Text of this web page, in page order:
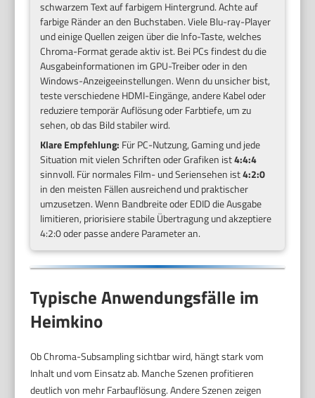
schwarzem Text auf farbigem Hintergrund. Achte auf
farbige Ränder an den Buchstaben. Viele Blu-ray-Player
und einige Quellen zeigen über die Info-Taste, welches
Chroma-Format gerade aktiv ist. Bei PCs findest du die
Ausgabeinformationen im GPU-Treiber oder in den
Windows-Anzeigeeinstellungen. Wenn du unsicher bist,
teste verschiedene HDMI-Eingänge, andere Kabel oder
reduziere temporär Auflösung oder Farbtiefe, um zu
sehen, ob das Bild stabiler wird.
Klare Empfehlung: Für PC-Nutzung, Gaming und jede
Situation mit vielen Schriften oder Grafiken ist4:4:4
sinnvoll. Für normales Film- und Seriensehen ist4:2:0
in den meisten Fällen ausreichend und praktischer
umzusetzen. Wenn Bandbreite oder EDID die Ausgabe
limitieren, priorisiere stabile Übertragung und akzeptiere
4:2:0 oder passe andere Parameter an.
Typische Anwendungsfälle im
Heimkino
Ob Chroma-Subsampling sichtbar wird, hängt stark vom
Inhalt und vom Einsatz ab. Manche Szenen profitieren
deutlich von mehr Farbauflösung. Andere Szenen zeigen